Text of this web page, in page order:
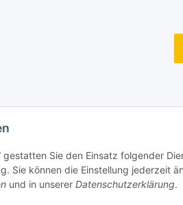
gestatten Sie den Einsatz folgender
Sie können die Einstellung jederzeit
und in unserer Datenschutzerklärung.
© Reitter Modellbau &